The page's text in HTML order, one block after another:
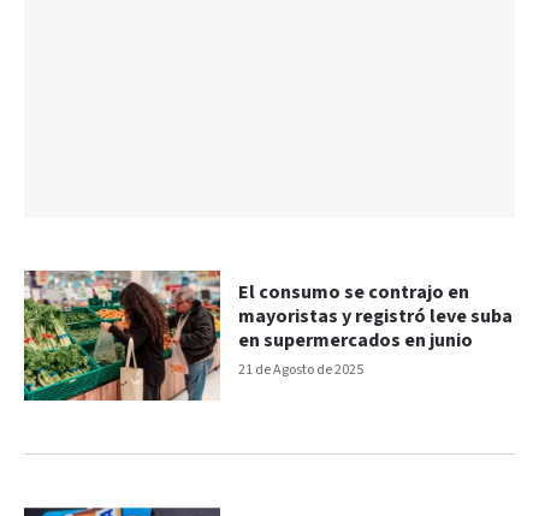
21 de Agosto de 2025
El consumo se contrajo en
mayoristas y registró leve suba
en supermercados en junio